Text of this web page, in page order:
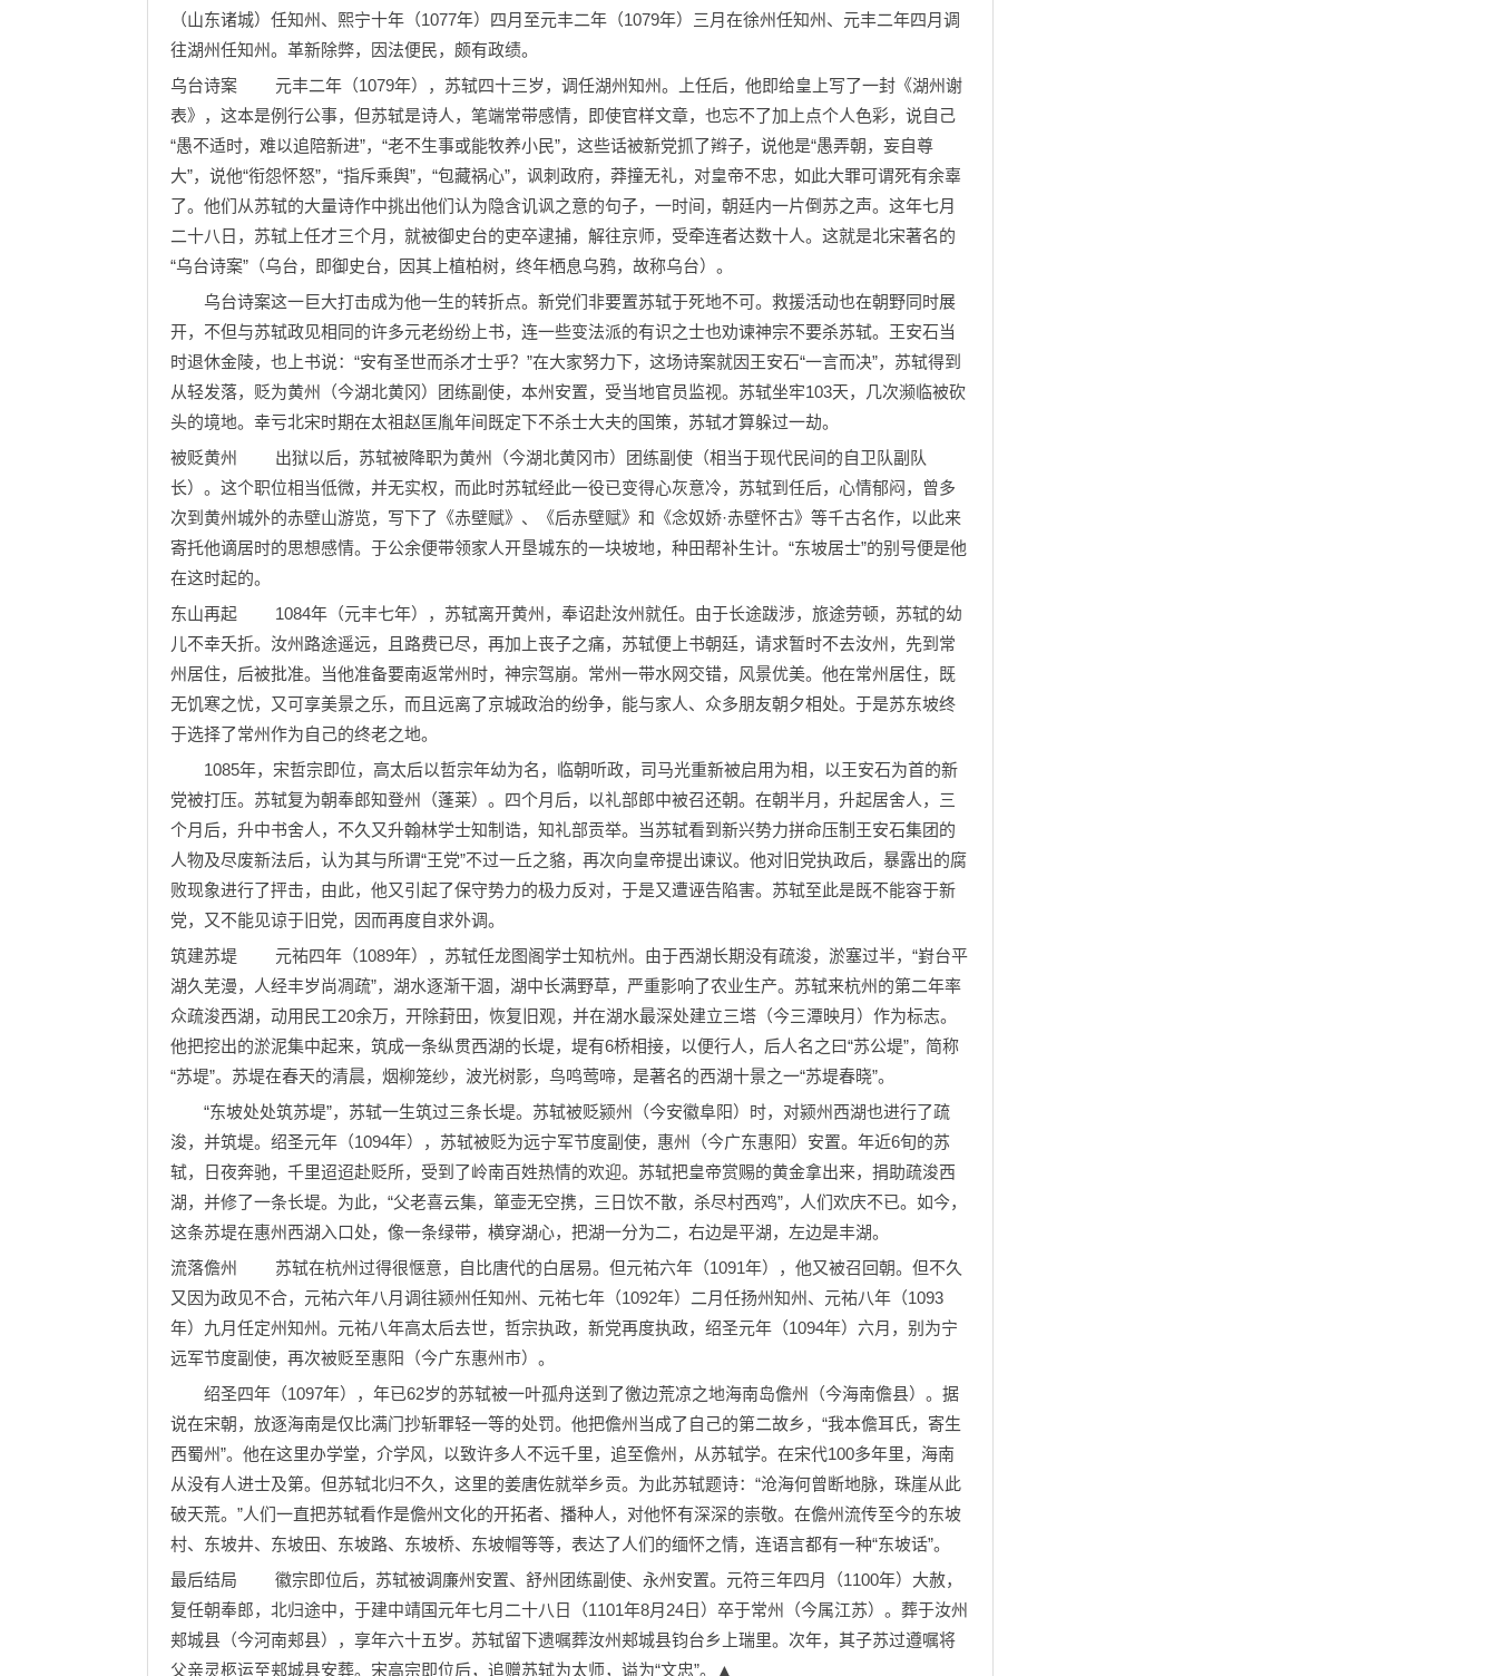
（山东诸城）任知州、熙宁十年（1077年）四月至元丰二年（1079年）三月在徐州任知州、元丰二年四月调
往湖州任知州。革新除弊，因法便民，颇有政绩。
乌台诗案 元丰二年（1079年），苏轼四十三岁，调任湖州知州。上任后，他即给皇上写了一封《湖州谢
表》，这本是例行公事，但苏轼是诗人，笔端常带感情，即使官样文章，也忘不了加上点个人色彩，说自己
“愚不适时，难以追陪新进”，“老不生事或能牧养小民”，这些话被新党抓了辫子，说他是“愚弄朝，妄自尊
大”，说他“衔怨怀怒”，“指斥乘舆”，“包藏祸心”，讽刺政府，莽撞无礼，对皇帝不忠，如此大罪可谓死有余辜
了。他们从苏轼的大量诗作中挑出他们认为隐含讥讽之意的句子，一时间，朝廷内一片倒苏之声。这年七月
二十八日，苏轼上任才三个月，就被御史台的吏卒逮捕，解往京师，受牵连者达数十人。这就是北宋著名的
“乌台诗案”（乌台，即御史台，因其上植柏树，终年栖息乌鸦，故称乌台）。
乌台诗案这一巨大打击成为他一生的转折点。新党们非要置苏轼于死地不可。救援活动也在朝野同时展
开，不但与苏轼政见相同的许多元老纷纷上书，连一些变法派的有识之士也劝谏神宗不要杀苏轼。王安石当
时退休金陵，也上书说：“安有圣世而杀才士乎？”在大家努力下，这场诗案就因王安石“一言而决”，苏轼得到
从轻发落，贬为黄州（今湖北黄冈）团练副使，本州安置，受当地官员监视。苏轼坐牢103天，几次濒临被砍
头的境地。幸亏北宋时期在太祖赵匡胤年间既定下不杀士大夫的国策，苏轼才算躲过一劫。
被贬黄州 出狱以后，苏轼被降职为黄州（今湖北黄冈市）团练副使（相当于现代民间的自卫队副队
长）。这个职位相当低微，并无实权，而此时苏轼经此一役已变得心灰意冷，苏轼到任后，心情郁闷，曾多
次到黄州城外的赤壁山游览，写下了《赤壁赋》、《后赤壁赋》和《念奴娇·赤壁怀古》等千古名作，以此来
寄托他谪居时的思想感情。于公余便带领家人开垦城东的一块坡地，种田帮补生计。“东坡居士”的别号便是他
在这时起的。
东山再起 1084年（元丰七年），苏轼离开黄州，奉诏赴汝州就任。由于长途跋涉，旅途劳顿，苏轼的幼
儿不幸夭折。汝州路途遥远，且路费已尽，再加上丧子之痛，苏轼便上书朝廷，请求暂时不去汝州，先到常
州居住，后被批准。当他准备要南返常州时，神宗驾崩。常州一带水网交错，风景优美。他在常州居住，既
无饥寒之忧，又可享美景之乐，而且远离了京城政治的纷争，能与家人、众多朋友朝夕相处。于是苏东坡终
于选择了常州作为自己的终老之地。
1085年，宋哲宗即位，高太后以哲宗年幼为名，临朝听政，司马光重新被启用为相，以王安石为首的新
党被打压。苏轼复为朝奉郎知登州（蓬莱）。四个月后，以礼部郎中被召还朝。在朝半月，升起居舍人，三
个月后，升中书舍人，不久又升翰林学士知制诰，知礼部贡举。当苏轼看到新兴势力拼命压制王安石集团的
人物及尽废新法后，认为其与所谓“王党”不过一丘之貉，再次向皇帝提出谏议。他对旧党执政后，暴露出的腐
败现象进行了抨击，由此，他又引起了保守势力的极力反对，于是又遭诬告陷害。苏轼至此是既不能容于新
党，又不能见谅于旧党，因而再度自求外调。
筑建苏堤 元祐四年（1089年），苏轼任龙图阁学士知杭州。由于西湖长期没有疏浚，淤塞过半，“崶台平
湖久芜漫，人经丰岁尚凋疏”，湖水逐渐干涸，湖中长满野草，严重影响了农业生产。苏轼来杭州的第二年率
众疏浚西湖，动用民工20余万，开除葑田，恢复旧观，并在湖水最深处建立三塔（今三潭映月）作为标志。
他把挖出的淤泥集中起来，筑成一条纵贯西湖的长堤，堤有6桥相接，以便行人，后人名之曰“苏公堤”，简称
“苏堤”。苏堤在春天的清晨，烟柳笼纱，波光树影，鸟鸣莺啼，是著名的西湖十景之一“苏堤春晓”。
“东坡处处筑苏堤”，苏轼一生筑过三条长堤。苏轼被贬颍州（今安徽阜阳）时，对颍州西湖也进行了疏
浚，并筑堤。绍圣元年（1094年），苏轼被贬为远宁军节度副使，惠州（今广东惠阳）安置。年近6旬的苏
轼，日夜奔驰，千里迢迢赴贬所，受到了岭南百姓热情的欢迎。苏轼把皇帝赏赐的黄金拿出来，捐助疏浚西
湖，并修了一条长堤。为此，“父老喜云集，箪壶无空携，三日饮不散，杀尽村西鸡”，人们欢庆不已。如今，
这条苏堤在惠州西湖入口处，像一条绿带，横穿湖心，把湖一分为二，右边是平湖，左边是丰湖。
流落儋州 苏轼在杭州过得很惬意，自比唐代的白居易。但元祐六年（1091年），他又被召回朝。但不久
又因为政见不合，元祐六年八月调往颍州任知州、元祐七年（1092年）二月任扬州知州、元祐八年（1093
年）九月任定州知州。元祐八年高太后去世，哲宗执政，新党再度执政，绍圣元年（1094年）六月，别为宁
远军节度副使，再次被贬至惠阳（今广东惠州市）。
绍圣四年（1097年），年已62岁的苏轼被一叶孤舟送到了徼边荒凉之地海南岛儋州（今海南儋县）。据
说在宋朝，放逐海南是仅比满门抄斩罪轻一等的处罚。他把儋州当成了自己的第二故乡，“我本儋耳氏，寄生
西蜀州”。他在这里办学堂，介学风，以致许多人不远千里，追至儋州，从苏轼学。在宋代100多年里，海南
从没有人进士及第。但苏轼北归不久，这里的姜唐佐就举乡贡。为此苏轼题诗：“沧海何曾断地脉，珠崖从此
破天荒。”人们一直把苏轼看作是儋州文化的开拓者、播种人，对他怀有深深的崇敬。在儋州流传至今的东坡
村、东坡井、东坡田、东坡路、东坡桥、东坡帽等等，表达了人们的缅怀之情，连语言都有一种“东坡话”。
最后结局 徽宗即位后，苏轼被调廉州安置、舒州团练副使、永州安置。元符三年四月（1100年）大赦，
复任朝奉郎，北归途中，于建中靖国元年七月二十八日（1101年8月24日）卒于常州（今属江苏）。葬于汝州
郏城县（今河南郏县），享年六十五岁。苏轼留下遗嘱葬汝州郏城县钧台乡上瑞里。次年，其子苏过遵嘱将
父亲灵柩运至郏城县安葬。宋高宗即位后，追赠苏轼为太师，谥为“文忠”。▲